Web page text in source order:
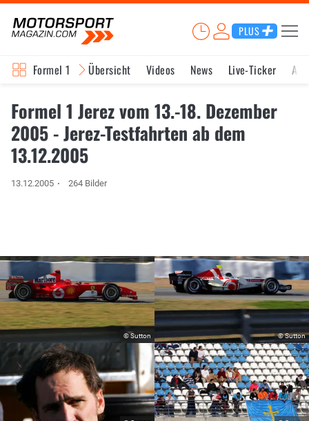
PLUS
Formel 1 Übersicht Videos News Live-Ticker
Formel 1 Jerez vom 13.-18. Dezember
2005 - Jerez-Testfahrten ab dem
13.12.2005
13.12.2005 264 Bilder